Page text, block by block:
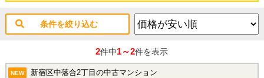
条件を絞り込む
2件中1～2件を表示
NEW 新宿区中落合2丁目の中古マンション